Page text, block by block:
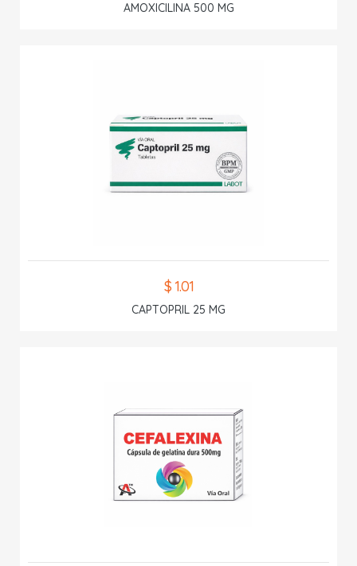
AMOXICILINA 500 MG
$ 1.01
CAPTOPRIL 25 MG